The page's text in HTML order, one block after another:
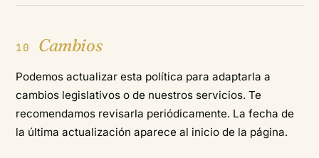
10 Cambios
Podemos actualizar esta política para adaptarla a
cambios legislativos o de nuestros servicios. Te
recomendamos revisarla periódicamente. La fecha de
la última actualización aparece al inicio de la página.